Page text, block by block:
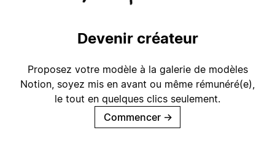
Devenir créateur
Proposez votre modèle à la galerie de modèles
Notion, soyez mis en avant ou même rémunéré(e),
le tout en quelques clics seulement.
Commencer →